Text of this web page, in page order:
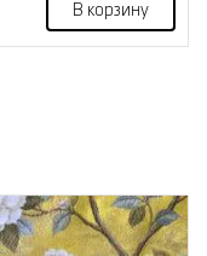
В корзину